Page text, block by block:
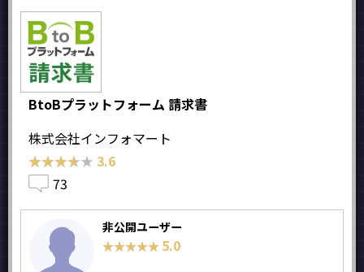
BtoBプラットフォーム 請求書
株式会社インフォマート
★★★★★
★★★★★ 3.6
73
非公開ユーザー
★★★★★
★★★★★ 5.0